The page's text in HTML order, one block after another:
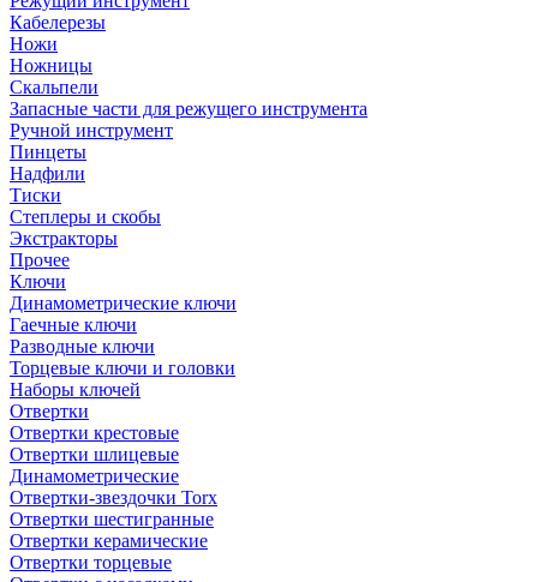
Кабелерезы
Ножи
Ножницы
Скальпели
Запасные части для режущего инструмента
Ручной инструмент
Пинцеты
Надфили
Тиски
Степлеры и скобы
Экстракторы
Прочее
Ключи
Динамометрические ключи
Гаечные ключи
Разводные ключи
Торцевые ключи и головки
Наборы ключей
Отвертки
Отвертки крестовые
Отвертки шлицевые
Динамометрические
Отвертки-звездочки Torx
Отвертки шестигранные
Отвертки керамические
Отвертки торцевые